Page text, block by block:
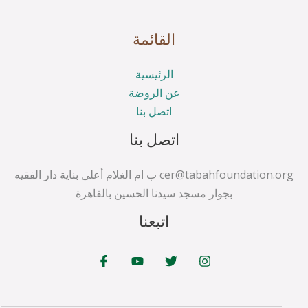
القائمة
الرئيسية
عن الروضة
اتصل بنا
اتصل بنا
cer@tabahfoundation.org ب ام الغلام أعلى بناية دار الفقيه
بجوار مسجد سيدنا الحسين بالقاهرة
اتبعنا